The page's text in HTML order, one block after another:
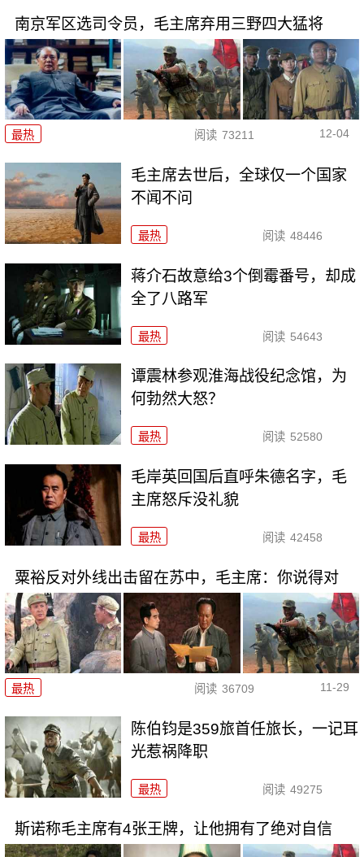
南京军区选司令员，毛主席弃用三野四大猛将
最热 阅读 73211 12-04
毛主席去世后，全球仅一个国家
不闻不问
最热 阅读 48446
蒋介石故意给3个倒霉番号，却成
全了八路军
最热 阅读 54643
谭震林参观淮海战役纪念馆，为
何勃然大怒？
最热 阅读 52580
毛岸英回国后直呼朱德名字，毛
主席怒斥没礼貌
最热 阅读 42458
粟裕反对外线出击留在苏中，毛主席：你说得对
最热 阅读 36709 11-29
陈伯钧是359旅首任旅长，一记耳
光惹祸降职
最热 阅读 49275
斯诺称毛主席有4张王牌，让他拥有了绝对自信